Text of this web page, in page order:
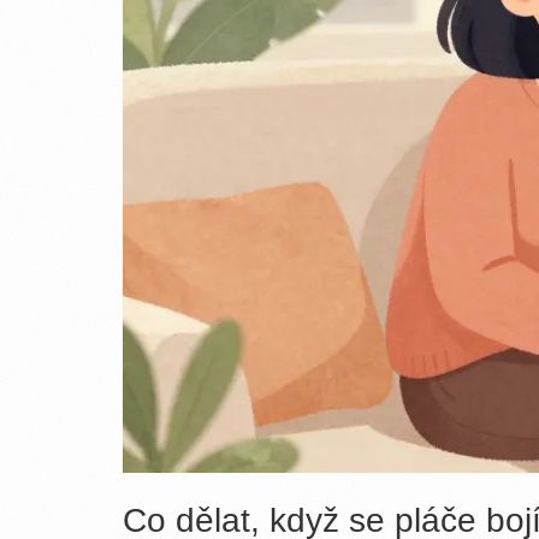
Co dělat, když se pláče